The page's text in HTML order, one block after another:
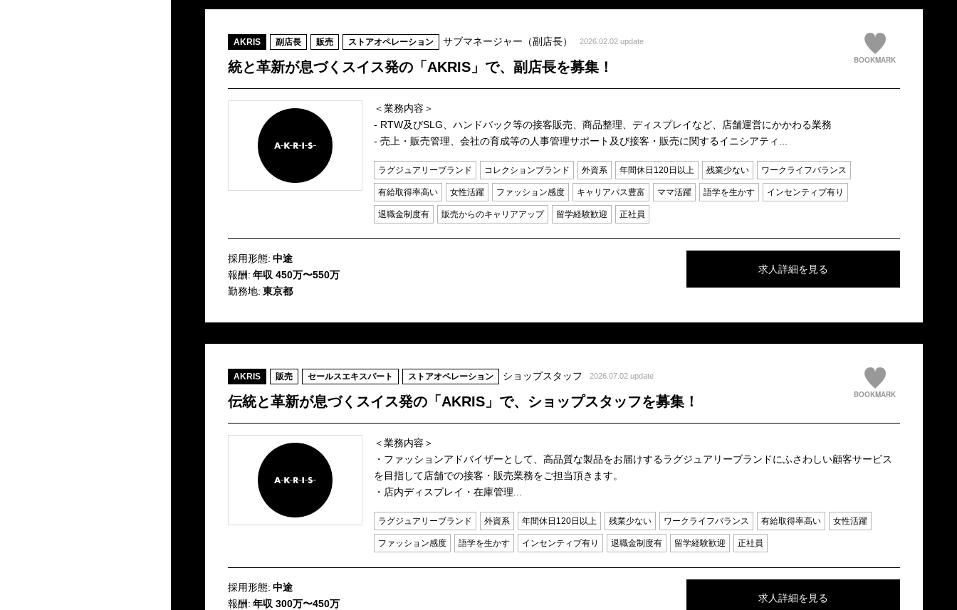
BOOKMARK
AKRIS 副店長 販売 ストアオペレーション サブマネージャー（副店長） 2026.02.02 update
統と革新が息づくスイス発の「AKRIS」で、副店長を募集！
＜業務内容＞
- RTW及びSLG、ハンドバック等の接客販売、商品整理、ディスプレイなど、店舗運営にかかわる業務
- 売上・販売管理、会社の育成等の人事管理サポート及び接客・販売に関するイニシアティ...
ラグジュアリーブランド コレクションブランド 外資系 年間休日120日以上 残業少ない ワークライフバランス
有給取得率高い 女性活躍 ファッション感度 キャリアパス豊富 ママ活躍 語学を生かす インセンティブ有り
退職金制度有 販売からのキャリアアップ 留学経験歓迎 正社員
採用形態: 中途
報酬: 年収 450万〜550万
勤務地: 東京都
求人詳細を見る
BOOKMARK
AKRIS 販売 セールスエキスパート ストアオペレーション ショップスタッフ 2026.07.02 update
伝統と革新が息づくスイス発の「AKRIS」で、ショップスタッフを募集！
＜業務内容＞
・ファッションアドバイザーとして、高品質な製品をお届けするラグジュアリーブランドにふさわしい顧客サービス
を目指して店舗での接客・販売業務をご担当頂きます。
・店内ディスプレイ・在庫管理...
ラグジュアリーブランド 外資系 年間休日120日以上 残業少ない ワークライフバランス 有給取得率高い 女性活躍
ファッション感度 語学を生かす インセンティブ有り 退職金制度有 留学経験歓迎 正社員
採用形態: 中途
報酬: 年収 300万〜450万
求人詳細を見る